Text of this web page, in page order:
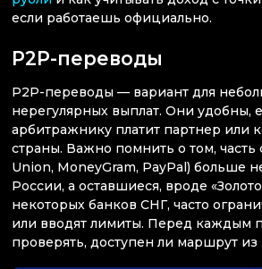
если работаешь официально.
P2P-переводы
P2P-переводы — вариант для
нерегулярных выплат. Они удобны,
арбитражнику платит партнер или
страны. Важно помнить о том, часть
Union, MoneyGram, PayPal) больше
России, а оставшиеся, вроде
некоторых банков СНГ, часто
или вводят лимиты. Перед каждым
проверять, доступен ли маршрут